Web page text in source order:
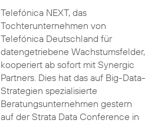
Telefónica NEXT, das
Tochterunternehmen von
Telefónica Deutschland für
datengetriebene Wachstumsfelder,
kooperiert ab sofort mit Synergic
Partners. Dies hat das auf Big-Data-
Strategien spezialisierte
Beratungsunternehmen gestern
auf der Strata Data Conference in